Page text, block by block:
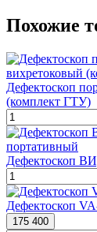
Похожие
Дефектоскоп
(комплект ГТУ)
Дефектоскоп
Дефектоскоп
175 400